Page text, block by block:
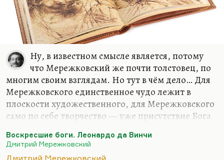
Ну, в известном смысле является, потому
что Мережковский же почти толстовец, по
многим своим взглядам. Но тут в чём дело… Для
Мережковского единственное чудо лежит в
плоскости художественного, для Мережковского
само по себе творчество — уже присутствие Бога
знаем, гораздо более прозаически, в последние
годы как к игрушке. В остальном, конечно,
Воскресшие боги. Леонардо да Винчи
Дмитрий Мережковский
Дмитрий Мережковский